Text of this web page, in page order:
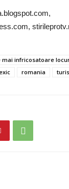
mai infricosatoare
romania